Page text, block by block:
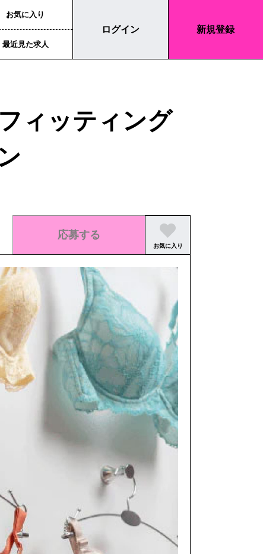
お気に入り
最近見た求人
ログイン 新規登録
ィッティング
応募する
お気に入り